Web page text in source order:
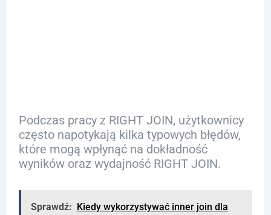
Podczas pracy z RIGHT JOIN, użytkownicy
często napotykają kilka typowych błędów,
które mogą wpłynąć na dokładność
wyników oraz wydajność RIGHT JOIN.
Sprawdź: Kiedy wykorzystywać inner join dla